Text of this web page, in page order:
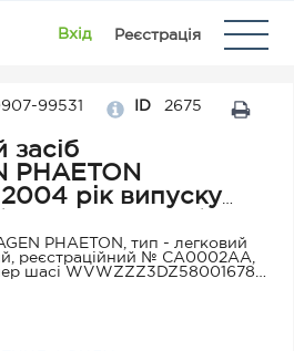
Вхід Реєстрація
99531 ID 2675
засіб
PHAETON
рік випуску
м. Черкаси, бульв.
PHAETON, тип - легковий
реєстраційний № СА0002АА,
шасі WVWZZZ3DZ58001678,
тип пального – бензин.
початку експлуатації складає
на об'єкт приватизації
обласною державною